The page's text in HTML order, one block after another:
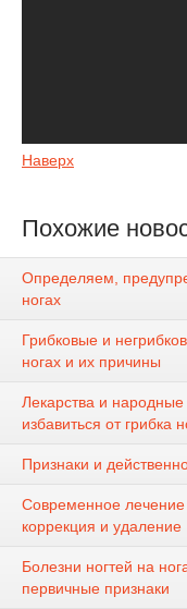
Наверх
Похожие
Определяем,
ногах
Грибковые и
ногах и их причины
Лекарства и
избавиться от грибка
Признаки и
Современное лечение
коррекция и удаление
Болезни ногтей на
первичные признаки